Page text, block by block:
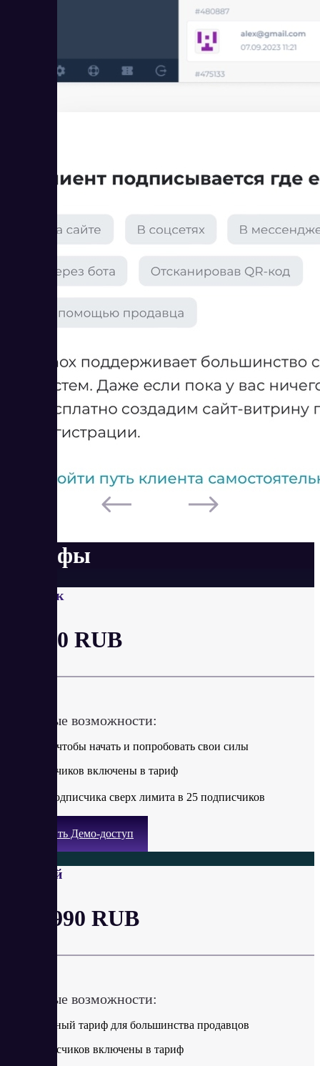
Тарифы
Новичок
от 990 RUB
Ключевые возможности:
Подойдет чтобы начать и попробовать свои силы
25 подписчиков включены в тариф
+45 ₽ за подписчика сверх лимита в 25 подписчиков
Получить Демо-доступ
Базовый
от 2 990 RUB
Ключевые возможности:
Оптимальный тариф для большинства продавцов
100 подписчиков включены в тариф